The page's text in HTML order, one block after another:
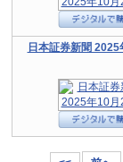
日本証券新聞 2025